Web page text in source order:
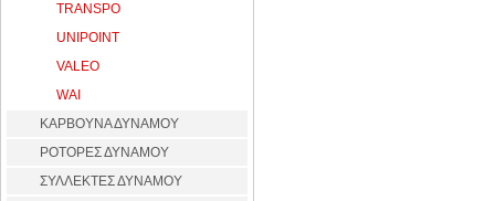
TRANSPO
UNIPOINT
VALEO
WAI
ΚΑΡΒΟΥΝΑ ΔΥΝΑΜΟΥ
ΡΟΤΟΡΕΣ ΔΥΝΑΜΟΥ
ΣΥΛΛΕΚΤΕΣ ΔΥΝΑΜΟΥ